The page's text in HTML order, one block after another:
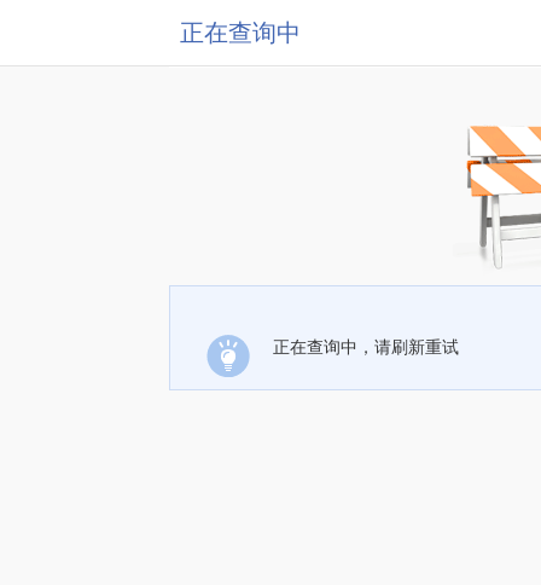
正在查询中
正在查询中，请刷新重试